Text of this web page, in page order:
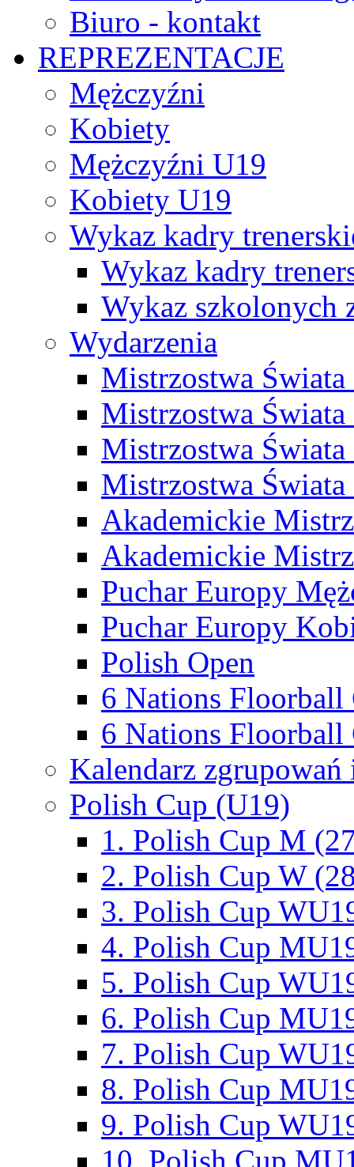
Biuro - kontakt
REPREZENTACJE
Mężczyźni
Kobiety
Mężczyźni U19
Kobiety U19
Wykaz kadry
Wykaz kadry
Wykaz szkolonych
Wydarzenia
Mistrzostwa
Mistrzostwa
Mistrzostwa
Mistrzostwa
Akademickie
Akademickie
Puchar Europy
Puchar Europy
Polish Open
6 Nations Floorball
6 Nations Floorball
Kalendarz
Polish Cup (U19)
1. Polish Cup M
2. Polish Cup W
3. Polish Cup
4. Polish Cup
5. Polish Cup
6. Polish Cup
7. Polish Cup
8. Polish Cup
9. Polish Cup
10. Polish Cup